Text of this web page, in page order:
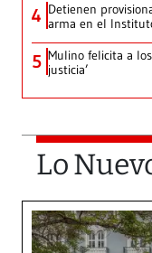
4 Detienen
arma en el
5 Mulino felicita a
justicia’
Lo